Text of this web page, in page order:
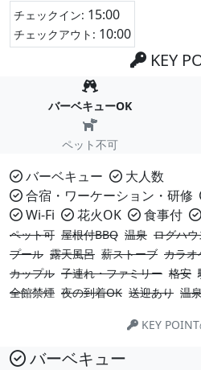
チェックイン: 15:00
チェックアウト: 10:00
KEY
バーベキューOK
ペット不可
バーベキュー
大人数
合宿・ワーケーション・研修
Wi-Fi
花火OK 食事付
ペット可 屋根付BBQ 温泉 ログハ
プール 露天風呂 薪ストーブ カラオ
カップル 子連れ・ファミリー 格安
全館禁煙 夜の到着OK 送迎あり 温
KEY
バーベキュー